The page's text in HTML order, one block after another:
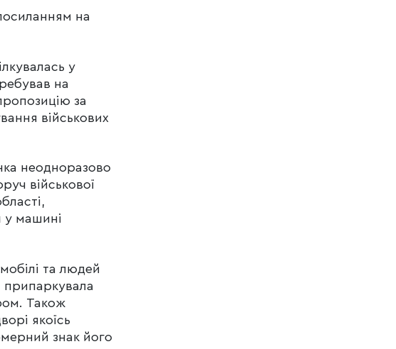
на
у
на
за
військових
неодноразово
військової
у машині
та людей
припаркувала
Також
якоїсь
знак його